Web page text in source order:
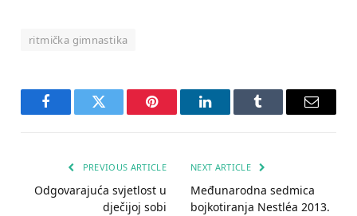
ritmička gimnastika
FacebookTwitter Pinterest LinkedInTumblr Email
PREVIOUS ARTICLE
Odgovarajuća svjetlost u
dječijoj sobi
NEXT ARTICLE
Međunarodna sedmica
bojkotiranja Nestléa 2013.